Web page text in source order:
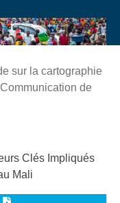
sur la cartographie
de